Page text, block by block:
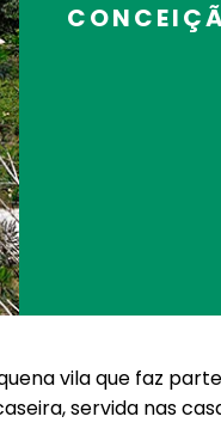
vila que faz
servida nas